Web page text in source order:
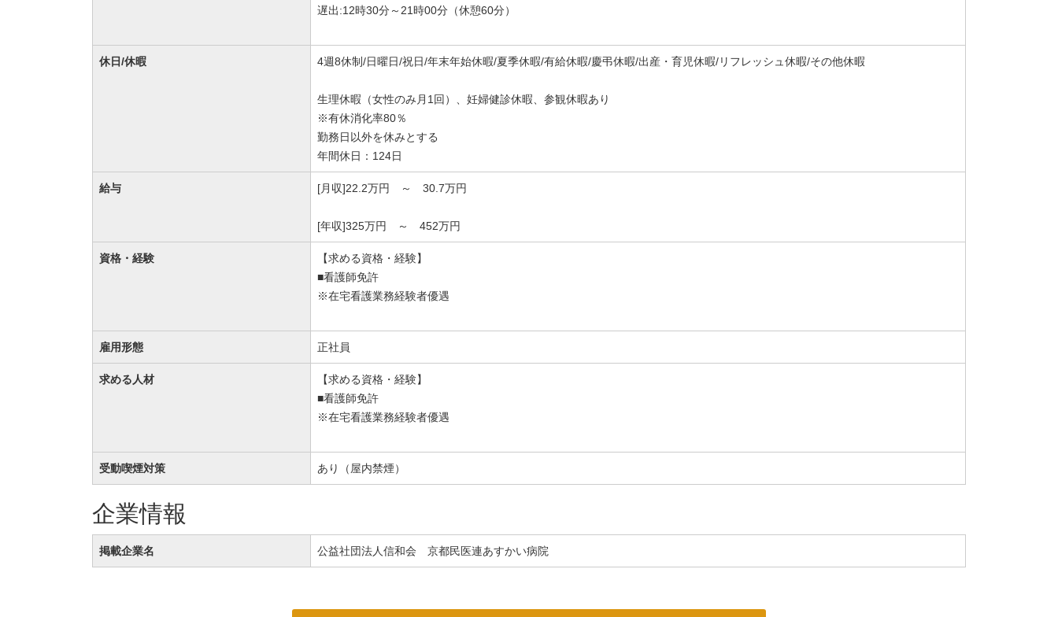
遅出:12時30分～21時00分（休憩60分）
休日/休暇 4週8休制/日曜日/祝日/年末年始休暇/夏季休暇/有給休暇/慶弔休暇/出産・育児休暇/リフレッシュ休暇/その他休暇
生理休暇（女性のみ月1回）、妊婦健診休暇、参観休暇あり
※有休消化率80％
勤務日以外を休みとする
年間休日：124日
給与 [月収]22.2万円 ～ 30.7万円
[年収]325万円 ～ 452万円
資格・経験
【求める資格・経験】
■看護師免許
※在宅看護業務経験者優遇
雇用形態 正社員
求める人材
【求める資格・経験】
■看護師免許
※在宅看護業務経験者優遇
受動喫煙対策 あり（屋内禁煙）
企業情報
掲載企業名 公益社団法人信和会 京都民医連あすかい病院